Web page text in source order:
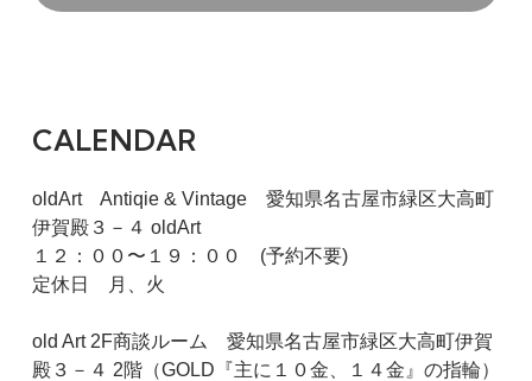
CALENDAR
oldArt Antiqie & Vintage 愛知県名古屋市緑区大高町
伊賀殿３－４ oldArt
１２：００〜１９：００ (予約不要)
定休日 月、火
old Art 2F商談ルーム 愛知県名古屋市緑区大高町伊賀
殿３－４ 2階（GOLD『主に１０金、１４金』の指輪）